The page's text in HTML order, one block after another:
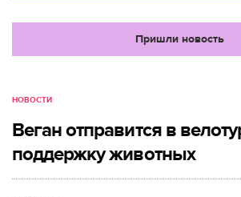
Пришли новость
НОВОСТИ
Веган отправится в
поддержку животных